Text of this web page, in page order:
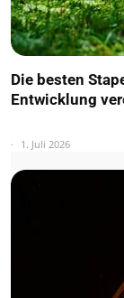
Die besten
Entwicklung
1. Juli 2026